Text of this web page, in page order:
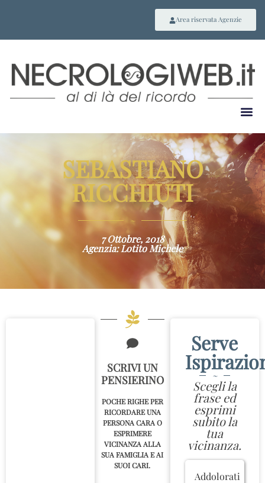
Area riservata Agenzie
SEBASTIANO
RICCHIUTI
~
7 Ottobre, 2018
Agenzia: Lotito Michele
SCRIVI UN
PENSIERINO
POCHE RIGHE PER
RICORDARE UNA
PERSONA CARA O
ESPRIMERE
VICINANZA ALLA
SUA FAMIGLIA E AI
SUOI CARI.
Serve
~
Scegli la
frase ed
esprimi
subito la
tua
vicinanza.
Addolorati